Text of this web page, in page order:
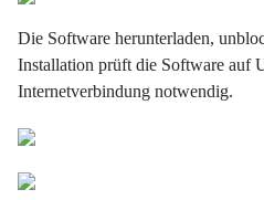
Die Software herunterladen,
Installation prüft die Software auf
Internetverbindung notwendig.